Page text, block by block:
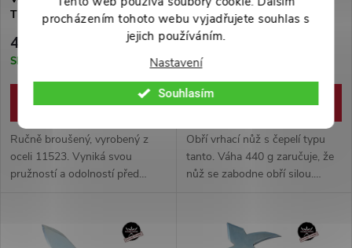
procházením tohoto webu vyjadřujete souhlas s
jejich používáním.
Nastavení
Souhlasím
THROW" zinek
499 Kč
Skladem
DO KOŠÍKU
Ručně broušený, vyrobený z
oceli 11523. Vyniká svou
pružností a odolností před
COLD" ocel, zinek
299 Kč
Skladem
DO KOŠÍKU
Obří vrhací nůž s čepelí typu
tanto. Váha 440 g zaručuje, že
nůž se zabodne obří silou.
pozinkovaným povrchem.